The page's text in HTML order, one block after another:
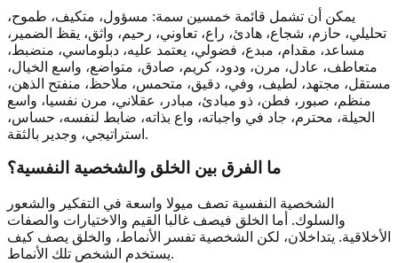
يمكن أن تشمل قائمة خمسين سمة: مسؤول، متكيف، طموح،
تحليلي، حازم، شجاع، هادئ، راع، تعاوني، رحيم، واثق، يقظ الضمير،
مساعد، مقدام، مبدع، فضولي، يعتمد عليه، دبلوماسي، منضبط،
متعاطف، عادل، مرن، ودود، كريم، صادق، متواضع، واسع الخيال،
مستقل، مجتهد، لطيف، وفي، دقيق، متحمس، ملاحظ، منفتح الذهن،
منظم، صبور، فطن، ذو مبادئ، مبادر، عقلاني، مرن نفسيا، واسع
الحيلة، محترم، جاد في واجباته، واع بذاته، ضابط لنفسه، حساس،
استراتيجي، وجدير بالثقة.
ما الفرق بين الخلق والشخصية النفسية؟
الشخصية النفسية تصف ميولا واسعة في التفكير والشعور
والسلوك. أما الخلق فيصف غالبا القيم والاختيارات والصفات
الأخلاقية. يتداخلان، لكن الشخصية تفسر الأنماط، والخلق يصف كيف
يستخدم الشخص تلك الأنماط.